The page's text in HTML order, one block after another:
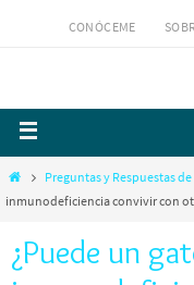
CONÓCEME
Preguntas y Respuestas
inmunodeficiencia convivir con
¿Puede un